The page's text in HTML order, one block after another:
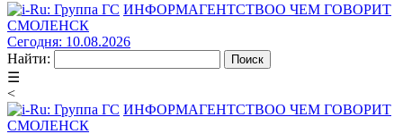
ИНФОРМАГЕНТСТВОО ЧЕМ ГОВОРИТ
СМОЛЕНСК
Сегодня: 10.08.2026
Найти:
☰
<
ИНФОРМАГЕНТСТВОО ЧЕМ ГОВОРИТ
СМОЛЕНСК